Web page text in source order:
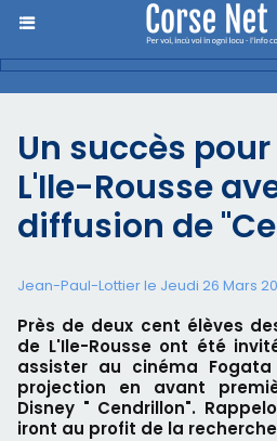
Un succès
L'Ile-Rousse
diffusion de
Jean-Paul-Lottier le Jeudi 26 Mars
Près de deux cent élèves
de L'Ile-Rousse ont été
assister au cinéma
projection en avant
Disney " Cendrillon".
iront au profit de la